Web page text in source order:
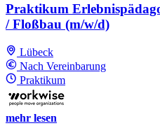
Praktikum
/ Floßbau (m/w/d)
Lübeck
Nach Vereinbarung
Praktikum
mehr lesen